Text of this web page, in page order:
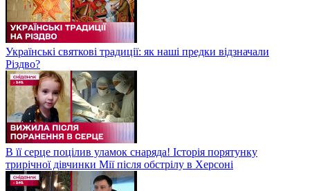
Українські святкові традиції: як наші предки відзначали
Різдво?
В її серце поцілив уламок снаряда! Історія порятунку
трирічної дівчинки Мії після обстрілу в Херсоні